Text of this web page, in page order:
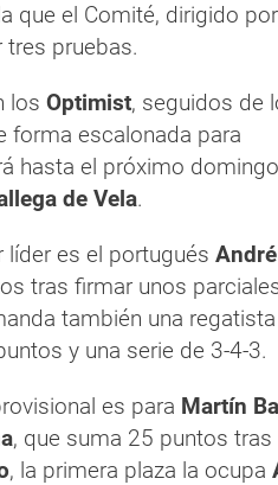
que el Comité, dirigido
tres pruebas.
los Optimist, seguidos de
forma escalonada para
hasta el próximo
de Vela.
líder es el portugués
tras firmar unos
también una
y una serie de 3-4-3.
es para Martín
, que suma 25 puntos tras
, la primera plaza la ocupa